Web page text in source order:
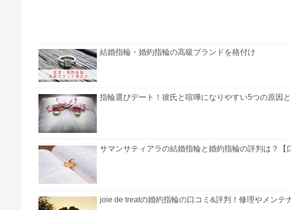
結婚指輪・婚約指輪の高級ブランドを格付け
指輪選びデート！彼氏と喧嘩になりやすい5つの原因と
サマンサティアラの結婚指輪と婚約指輪の評判は？【
joie de treatの婚約指輪の口コミ&評判！修理やメンテ